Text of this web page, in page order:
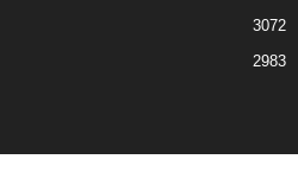
3072
2983